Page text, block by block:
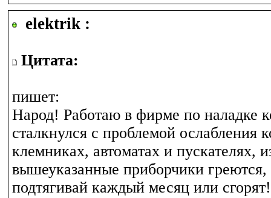
elektrik :
Цитата:
пишет:
Народ! Работаю в фирме по наладке
сталкнулся с проблемой ослабления
клемниках, автоматах и пускателях,
вышеуказанные приборчики греются,
подтягивай каждый месяц или